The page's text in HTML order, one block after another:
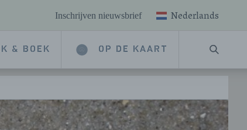
Inschrijven nieuwsbrief Nederlands
& BOEK OP DE KAART